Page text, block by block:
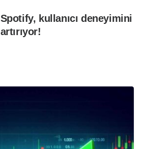
Spotify, kullanıcı deneyimini
artırıyor!